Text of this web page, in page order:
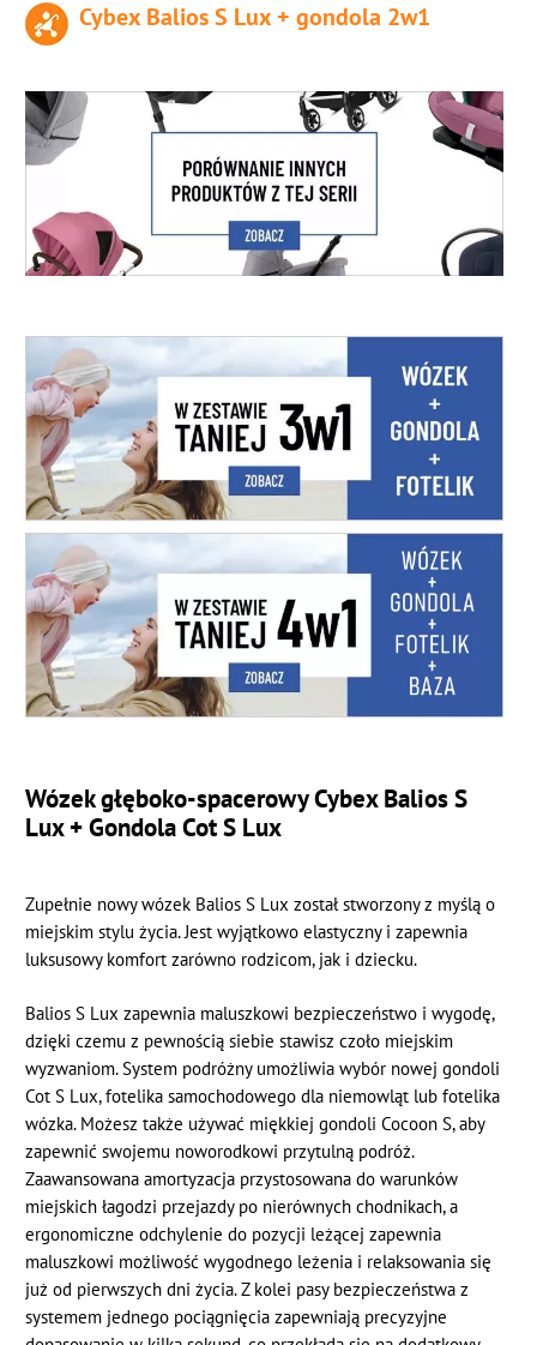
Cybex Balios S Lux + gondola 2w1
Wózek głęboko-spacerowy Cybex Balios S
Lux + Gondola Cot S Lux
Zupełnie nowy wózek Balios S Lux został stworzony z myślą o
miejskim stylu życia. Jest wyjątkowo elastyczny i zapewnia
luksusowy komfort zarówno rodzicom, jak i dziecku.
Balios S Lux zapewnia maluszkowi bezpieczeństwo i wygodę,
dzięki czemu z pewnością siebie stawisz czoło miejskim
wyzwaniom. System podróżny umożliwia wybór nowej gondoli
Cot S Lux, fotelika samochodowego dla niemowląt lub fotelika
wózka. Możesz także używać miękkiej gondoli Cocoon S, aby
zapewnić swojemu noworodkowi przytulną podróż.
Zaawansowana amortyzacja przystosowana do warunków
miejskich łagodzi przejazdy po nierównych chodnikach, a
ergonomiczne odchylenie do pozycji leżącej zapewnia
maluszkowi możliwość wygodnego leżenia i relaksowania się
już od pierwszych dni życia. Z kolei pasy bezpieczeństwa z
systemem jednego pociągnięcia zapewniają precyzyjne